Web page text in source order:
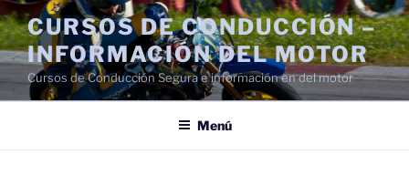
Saltar
al
contenido
CURSOS DE CONDUCCIÓN –
INFORMACIÓN DEL MOTOR
Cursos de Conducción Segura e información en del motor
Menú